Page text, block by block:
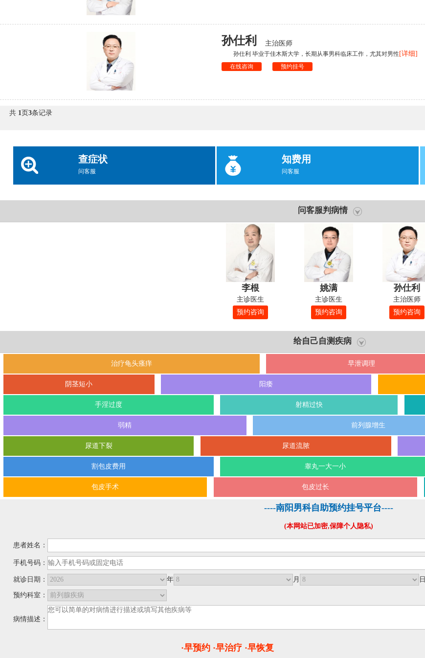
孙仕利 主治医师
孙仕利 毕业于佳木斯大学，长期从事男科临床工作，尤其对男性 [详细]
在线咨询 预约挂号
共 1页3条记录
查症状
问客服
知费用
问客服
问客服判病情
李根
主诊医生
预约咨询
姚满
主诊医生
预约咨询
孙仕利
主治医师
预约咨询
给自己自测疾病
治疗龟头瘙痒 早泄调理
阴茎短小 阳痿
手淫过度 射精过快
弱精 前列腺增生
尿道下裂 尿道流脓
割包皮费用 睾丸一大一小
包皮手术 包皮过长
----南阳男科自助预约挂号平台----
(本网站已加密,保障个人隐私)
患者姓名：
手机号码：
就诊日期： 年 月 日
预约科室：
病情描述：
·早预约 ·早治疗 ·早恢复